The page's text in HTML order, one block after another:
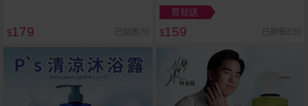
$179 已銷售70
買就送
$159 已銷售830